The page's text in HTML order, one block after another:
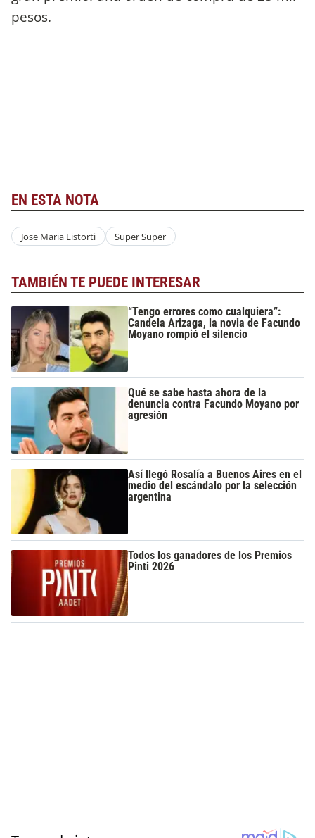
pesos.
EN ESTA NOTA
Jose Maria Listorti Super Super
TAMBIÉN TE PUEDE INTERESAR
“Tengo errores como cualquiera”:
Candela Arizaga, la novia de Facundo
Moyano rompió el silencio
Qué se sabe hasta ahora de la
denuncia contra Facundo Moyano por
agresión
Así llegó Rosalía a Buenos Aires en el
medio del escándalo por la selección
argentina
Todos los ganadores de los Premios
Pinti 2026